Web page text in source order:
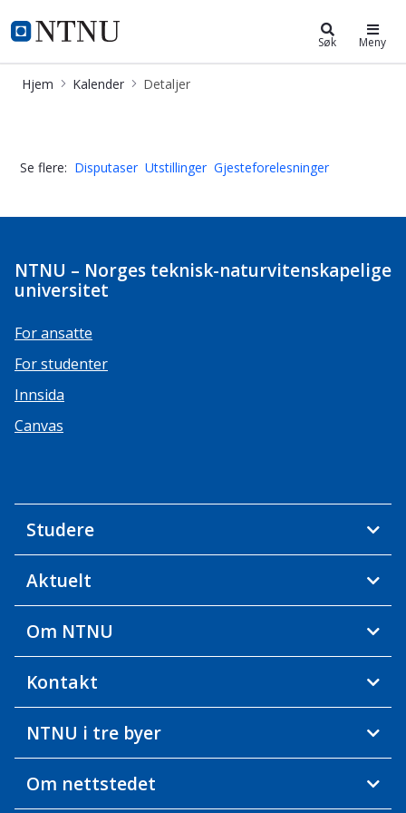
NTNU Hjemmeside
Kalender Søk Meny
Hjem Kalender Detaljer
Se flere: Disputaser Utstillinger Gjesteforelesninger
NTNU – Norges teknisk-naturvitenskapelige
universitet
For ansatte
For studenter
Innsida
Canvas
Studere
Aktuelt
Om NTNU
Kontakt
NTNU i tre byer
Om nettstedet